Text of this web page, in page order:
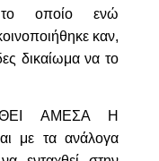
το οποίο ενώ
καν,
δικαίωμα να το
ΑΜΕΣΑ Η
με τα ανάλογα